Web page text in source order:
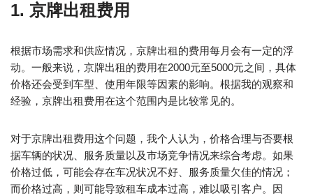
1. 京牌出租费用
根据市场需求和供应情况，京牌出租的费用每月会有一定的浮
动。一般来说，京牌出租的费用在2000元至5000元之间，具体
价格还会受到车型、使用年限等因素的影响。根据我的观察和
经验，京牌出租费用在这个范围内是比较常见的。
对于京牌出租费用这个问题，我个人认为，价格合理与否要根
据车辆的状况、服务质量以及市场竞争情况来综合考虑。如果
价格过低，可能会存在车况状况不好、服务质量欠佳的情况；
而价格过高，则可能导致租车成本过高，难以吸引客户。因